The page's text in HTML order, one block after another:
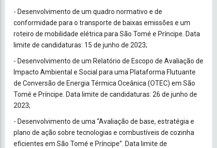
- Desenvolvimento de um quadro normativo e de
conformidade para o transporte de baixas emissões e um
roteiro de mobilidade elétrica para São Tomé e Príncipe. Data
limite de candidaturas: 15 de junho de 2023;
- Desenvolvimento de um Relatório de Escopo de Avaliação de
Impacto Ambiental e Social para uma Plataforma Flutuante
de Conversão de Energia Térmica Oceânica (OTEC) em São
Tomé e Príncipe. Data limite de candidaturas: 26 de junho de
2023;
- Desenvolvimento de uma “Avaliação de base, estratégia e
plano de ação sobre tecnologias e combustíveis de cozinha
eficientes em São Tomé e Príncipe”. Data limite de